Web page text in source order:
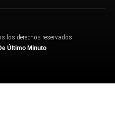
los derechos reservados.
Último Minuto